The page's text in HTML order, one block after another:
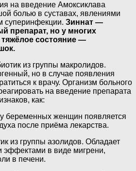
на введение Амоксиклава
болью в суставах, явлениями
суперинфекции. Зиннат —
препарат, но у многих
состояние —
из группы макролидов.
но в случае появления
к врачу. Организм больного
на введение препарата
как:
беременных женщин появляется
после приёма лекарства.
из группы азолидов. Обладает
в виде мигрени,
в печени.